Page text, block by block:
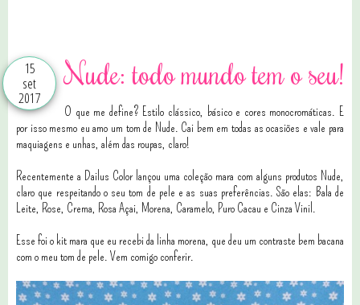
15
set
2017
Nude: todo mundo tem o seu!
O que me define? Estilo clássico, básico e cores monocromáticas. E
por isso mesmo eu amo um tom de Nude. Cai bem em todas as ocasiões e vale para
maquiagens e unhas, além das roupas, claro!
Recentemente a Dailus Color lançou uma coleção mara com alguns produtos Nude,
claro que respeitando o seu tom de pele e as suas preferências. São elas: Bala de
Leite, Rose, Crema, Rosa Açai, Morena, Caramelo, Puro Cacau e Cinza Vinil.
Esse foi o kit mara que eu recebi da linha morena, que deu um contraste bem bacana
com o meu tom de pele. Vem comigo conferir.